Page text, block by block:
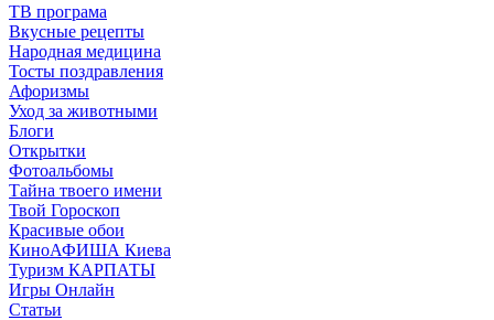
ТВ програма
Вкусные рецепты
Народная медицина
Тосты поздравления
Афоризмы
Уход за животными
Блоги
Открытки
Фотоальбомы
Тайна твоего имени
Твой Гороскоп
Красивые обои
КиноАФИША Киева
Туризм КАРПАТЫ
Игры Онлайн
Статьи